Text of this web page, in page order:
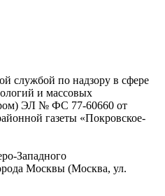
службой по надзору в сфере
и массовых
ЭЛ № ФС 77-60660 от
газеты «Покровское-
Западного
Москвы (Москва, ул.